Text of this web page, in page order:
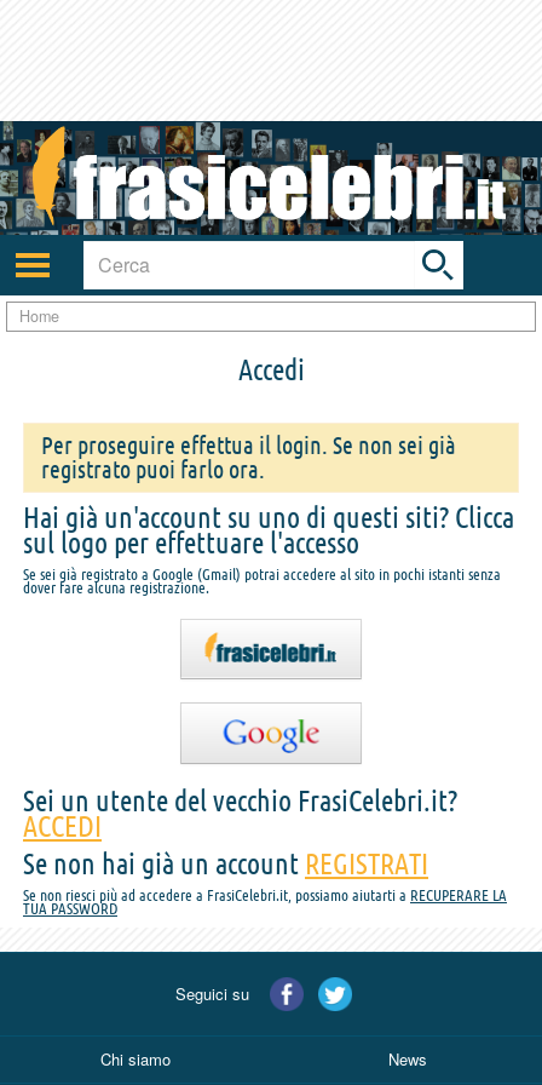
Attiva/disattiva
navigazione
Toggle
search
bar
Home
Accedi
Per proseguire effettua il login. Se non sei già
registrato puoi farlo ora.
Hai già un'account su uno di questi siti? Clicca
sul logo per effettuare l'accesso
Se sei già registrato a Google (Gmail) potrai accedere al sito in pochi istanti senza
dover fare alcuna registrazione.
Sei un utente del vecchio FrasiCelebri.it?
ACCEDI
Se non hai già un account REGISTRATI
Se non riesci più ad accedere a FrasiCelebri.it, possiamo aiutarti a RECUPERARE LA
TUA PASSWORD
Seguici su
Chi siamo News